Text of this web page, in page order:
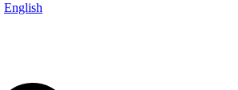
English